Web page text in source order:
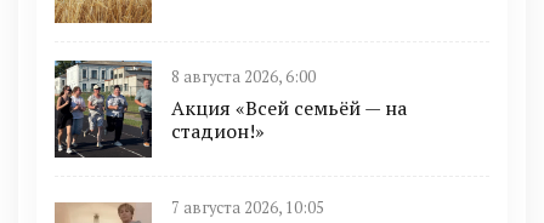
8 августа 2026, 6:00
Акция «Всей семьёй — на
стадион!»
7 августа 2026, 10:05